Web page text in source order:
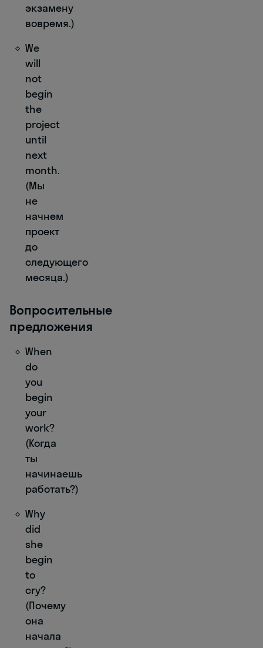
экзамену
вовремя.)
We
will
not
begin
the
project
until
next
month.
(Мы
не
начнем
проект
до
следующего
месяца.)
Вопросительные
предложения
When
do
you
begin
your
work?
(Когда
ты
начинаешь
работать?)
Why
did
she
begin
to
cry?
(Почему
она
начала